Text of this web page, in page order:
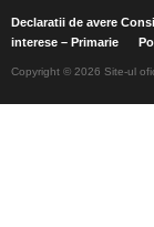
Declaratii de avere
interese – Primarie
Copyright © 2026 Site-ul